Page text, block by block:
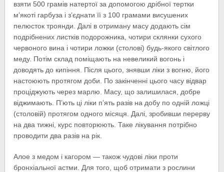
взяти 500 грамів натертої за допомогою дрібної тертки
м’якоті гарбуза і з’єднати її з 100 грамами висушених
пелюсток троянди. Далі в отриману масу додають сім
подрібнених листків подорожника, чотири склянки сухого
червоного вина і чотири ложки (столові) будь-якого світлого
меду. Потім склад поміщають на невеликий вогонь і
доводять до кипіння. Після цього, знявши ліки з вогню, його
настоюють протягом доби. По закінченні цього часу відвар
проціджують через марлю. Масу, що залишилася, добре
віджимають. П’ють ці ліки п’ять разів на добу по одній ложці
(столовій) протягом одного місяця. Далі, зробивши перерву
на два тижні, курс повторюють. Таке лікування потрібно
проводити два разів на рік.
Алое з медом і кагором — також чудові ліки проти
бронхіальної астми. Для того, щоб отримати з рослини